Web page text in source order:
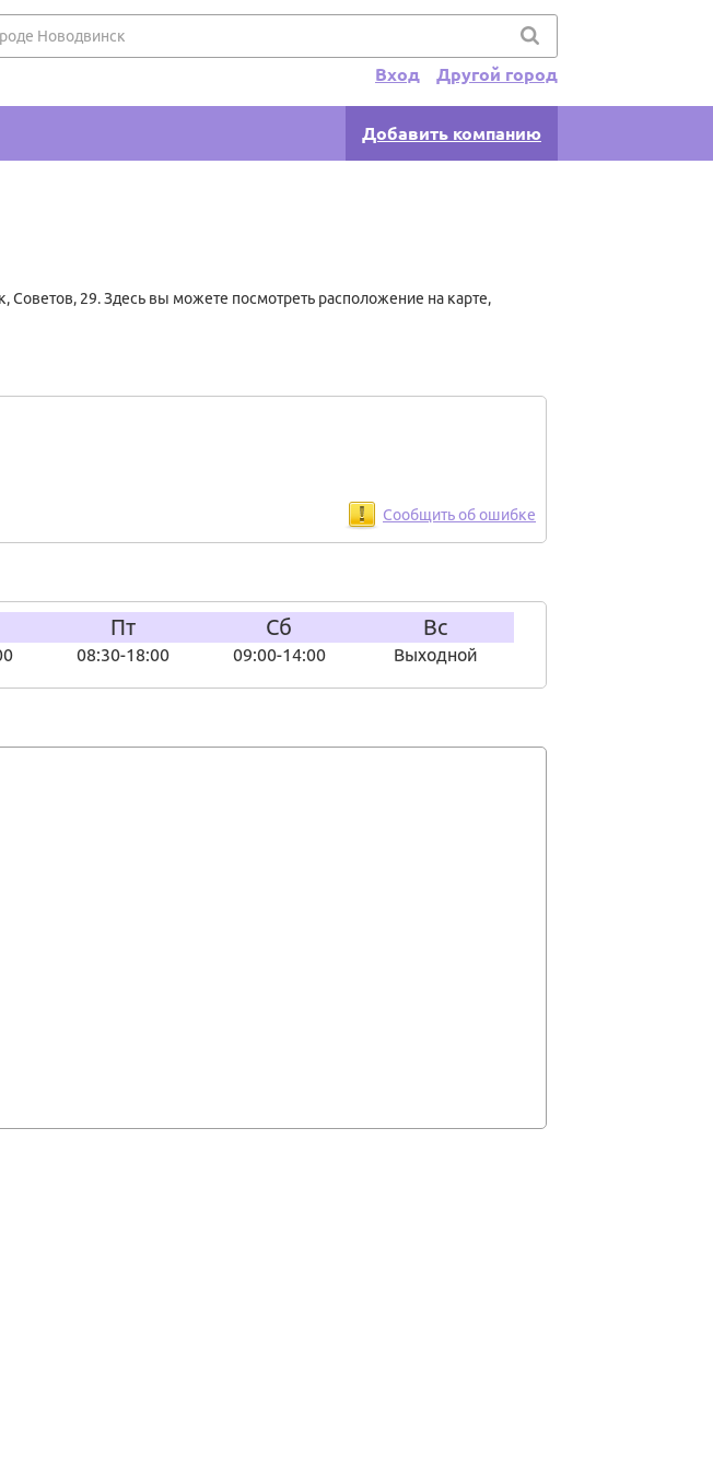
Другой город
Вход
Добавить компанию
29. Здесь вы можете посмотреть расположение на карте,
Сообщить об ошибке
Пт
08:30-18:00
Сб
09:00-14:00
Вс
Выходной